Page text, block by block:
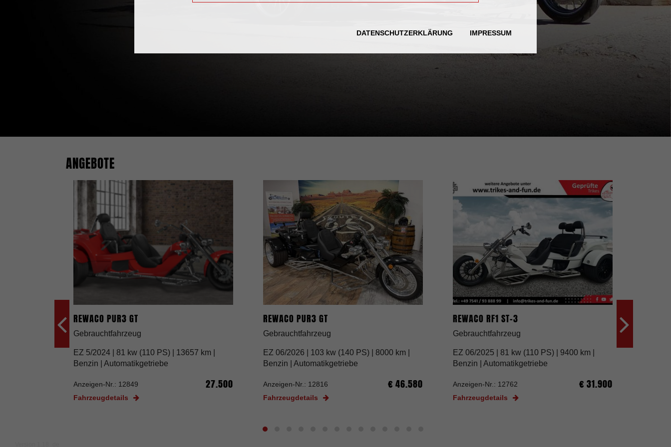
DATENSCHUTZERKLÄRUNG IMPRESSUM
ANGEBOTE
REWACO PUR3 GT
Gebrauchtfahrzeug
EZ 5/2024 | 81 kw (110 PS) | 13657 km |
Benzin | Automatikgetriebe
Anzeigen-Nr.: 12849 27.500
Fahrzeugdetails
REWACO PUR3 GT
Gebrauchtfahrzeug
EZ 06/2026 | 103 kw (140 PS) | 8000 km |
Benzin | Automatikgetriebe
Anzeigen-Nr.: 12816 € 46.580
Fahrzeugdetails
REWACO RF1 ST-3
Gebrauchtfahrzeug
EZ 06/2025 | 81 kw (110 PS) | 9400 km |
Benzin | Automatikgetriebe
Anzeigen-Nr.: 12762 € 31.900
Fahrzeugdetails